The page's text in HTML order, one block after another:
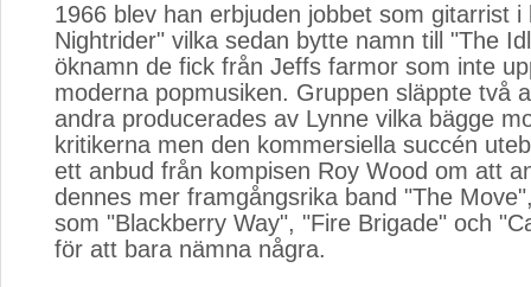
1966 blev han erbjuden jobbet som gitarrist i
Nightrider" vilka sedan bytte namn till "The
öknamn de fick från Jeffs farmor som inte
moderna popmusiken. Gruppen släppte två
andra producerades av Lynne vilka bägge
kritikerna men den kommersiella succén
ett anbud från kompisen Roy Wood om att
dennes mer framgångsrika band "The
som "Blackberry Way", "Fire Brigade" och
för att bara nämna några.